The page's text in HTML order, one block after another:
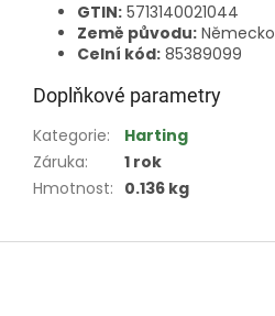
GTIN: 5713140021044
Země původu: Německo
Celní kód: 85389099
Doplňkové parametry
Kategorie:
Harting
Záruka:
1 rok
Hmotnost: 0.136 kg